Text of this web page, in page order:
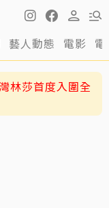
藝人動態 電影